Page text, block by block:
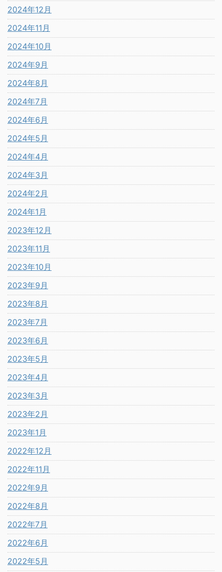
2024年12月
2024年11月
2024年10月
2024年9月
2024年8月
2024年7月
2024年6月
2024年5月
2024年4月
2024年3月
2024年2月
2024年1月
2023年12月
2023年11月
2023年10月
2023年9月
2023年8月
2023年7月
2023年6月
2023年5月
2023年4月
2023年3月
2023年2月
2023年1月
2022年12月
2022年11月
2022年9月
2022年8月
2022年7月
2022年6月
2022年5月